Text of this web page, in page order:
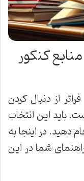
کنکور
از دنبال کردن
باید این انتخاب
دهید. در اینجا به
شما در این